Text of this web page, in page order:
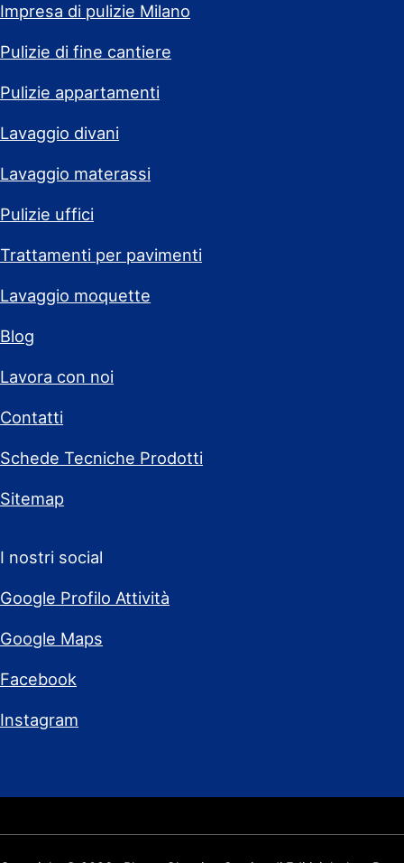
Impresa di pulizie Milano
Pulizie di fine cantiere
Pulizie appartamenti
Lavaggio divani
Lavaggio materassi
Pulizie uffici
Trattamenti per pavimenti
Lavaggio moquette
Blog
Lavora con noi
Contatti
Schede Tecniche Prodotti
Sitemap
I nostri social
Google Profilo Attività
Google Maps
Facebook
Instagram